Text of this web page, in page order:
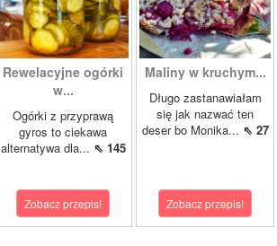
Rewelacyjne ogórki
w...
Ogórki z przyprawą
gyros to ciekawa
alternatywa dla... ⇖ 145
Zobacz przepis!
Maliny w kruchym...
Długo zastanawiałam
się jak nazwać ten
deser bo Monika... ⇖ 27
Zobacz przepis!